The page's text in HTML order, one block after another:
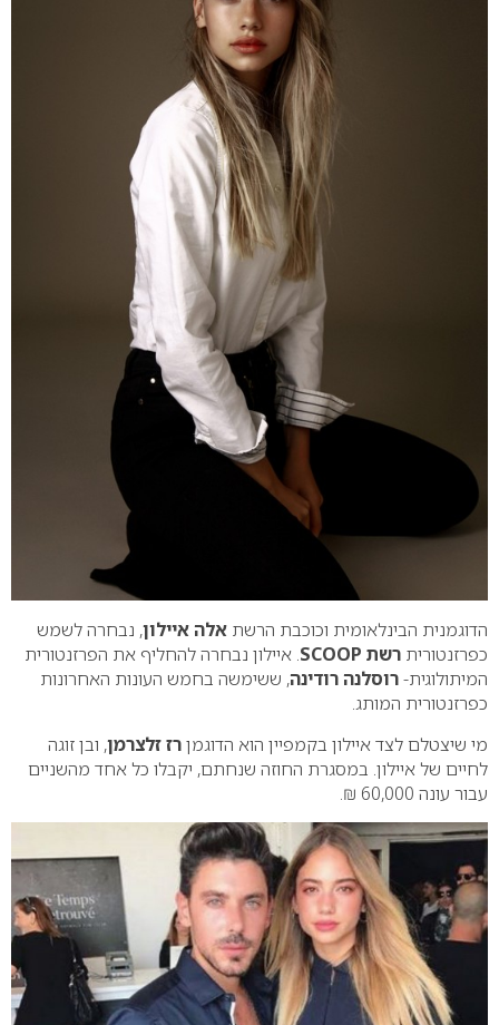
הדוגמנית הבינלאומית וכוכבת הרשת אלה איילון, נבחרה לשמש
כפרזנטורית רשת SCOOP
. איילון נבחרה להחליף את הפרזנטורית
המיתולוגית-רוסלנה רודינה, ששימשה בחמש העונות האחרונות
כפרזנטורית המותג.
מי שיצטלם לצד איילון בקמפיין הוא הדוגמןרז זלצרמן, ובן זוגה
לחיים של איילון. במסגרת החוזה שנחתם, יקבלו כל אחד מהשניים
עבור עונה 60,000 ₪.